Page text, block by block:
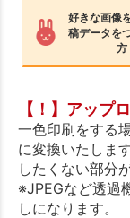
好きな画像
稿データを
方
【！】アップ
一色印刷をする
に変換いたしま
したくない部分
※JPEGなど透過
しになります。